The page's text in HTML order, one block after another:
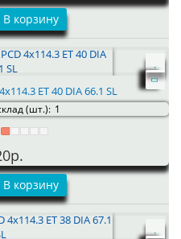
В корзину
ET 40 DIA 66.1 SL
(шт.): 1
В корзину